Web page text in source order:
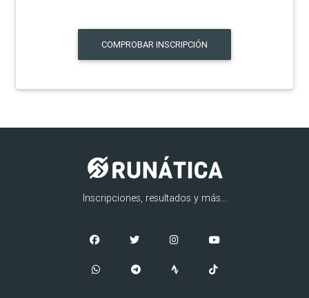
COMPROBAR INSCRIPCIÓN
Inscripciones, resultados y más...